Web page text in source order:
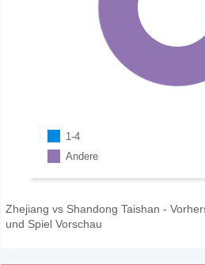
1-4
Andere
Zhejiang vs Shandong Taishan -
und Spiel Vorschau